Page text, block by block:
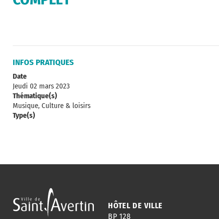
INFOS PRATIQUES
Date
Jeudi 02 mars 2023
Thématique(s)
Musique, Culture & loisirs
Type(s)
HÔTEL DE VILLE
BP 128